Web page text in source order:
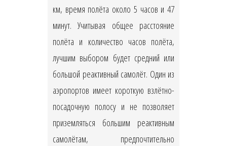
км, время полёта около 5 часов и 47
минут. Учитывая общее расстояние
полёта и количество часов полёта,
лучшим выбором будет средний или
большой реактивный самолёт. Один из
аэропортов имеет короткую взлётно-
посадочную полосу и не позволяет
приземляться большим реактивным
самолётам, предпочтительно